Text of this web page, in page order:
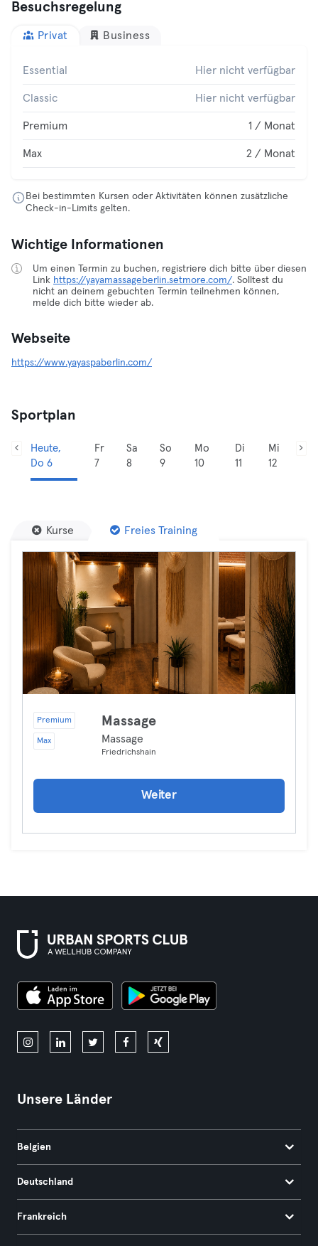
Besuchsregelung
Privat Business
Essential Hier nicht verfügbar
Classic Hier nicht verfügbar
Premium 1 / Monat
Max 2 / Monat
Bei bestimmten Kursen oder Aktivitäten können zusätzliche
Check-in-Limits gelten.
Wichtige Informationen
Um einen Termin zu buchen, registriere dich bitte über diesen
Link https://yayamassageberlin.setmore.com/. Solltest du
nicht an deinem gebuchten Termin teilnehmen können,
melde dich bitte wieder ab.
Webseite
https://www.yayaspaberlin.com/
Sportplan
Heute,
Do 6
Fr
7
Sa
8
So
9
Mo
10
Di
11
Mi
12
Kurse Freies Training
Premium
Max
Massage
Massage
Friedrichshain
Weiter
Unsere Länder
Belgien
Deutschland
Frankreich